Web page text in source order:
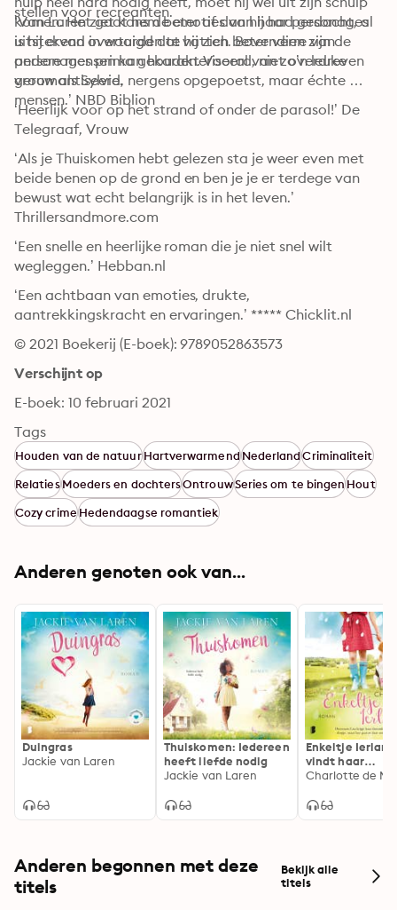
stellen voor recreanten.
komen. Het gaat hem beter af dan hij had gedacht, al
is hij ervan overtuigd dat hij zich beter verre van
andere mensen kan houden. Vooral van zo’n leuke
vrouw als Sylvie.
‘Van Laren ziet kans de emoties van haar personages
uitstekend in woorden te vatten. Bovendien zijn de
personages prima gekarakteriseerd, niet overdreven
geromantiseerd, nergens opgepoetst, maar échte
mensen.’ NBD Biblion
‘Heerlijk voor op het strand of onder de parasol!’ De
Telegraaf, Vrouw
‘Als je Thuiskomen hebt gelezen sta je weer even met
beide benen op de grond en ben je je er terdege van
bewust wat echt belangrijk is in het leven.’
Thrillersandmore.com
‘Een snelle en heerlijke roman die je niet snel wilt
wegleggen.’ Hebban.nl
‘Een achtbaan van emoties, drukte,
aantrekkingskracht en ervaringen.’ ***** Chicklit.nl
© 2021 Boekerij (E-boek): 9789052863573
Verschijnt op
E-boek: 10 februari 2021
Tags
Houden van de natuurHartverwarmendNederlandCriminaliteit
RelatiesMoeders en dochtersOntrouwSeries om te bingenHout
Cozy crimeHedendaagse romantiek
Anderen genoten ook van...
Duingras
Jackie van Laren
Thuiskomen: Iedereen
heeft liefde nodig
Jackie van Laren
Enkeltje
vindt haar
droombaan in
hoe gaat ze
Charlotte de
Anderen begonnen met deze
titels
Bekijk alle
titels